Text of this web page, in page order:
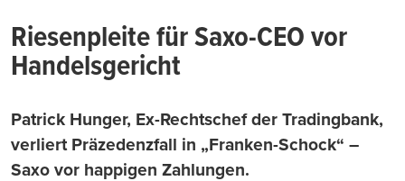
Riesenpleite für Saxo-CEO vor
Handelsgericht
Patrick Hunger, Ex-Rechtschef der Tradingbank,
verliert Präzedenzfall in „Franken-Schock“ –
Saxo vor happigen Zahlungen.